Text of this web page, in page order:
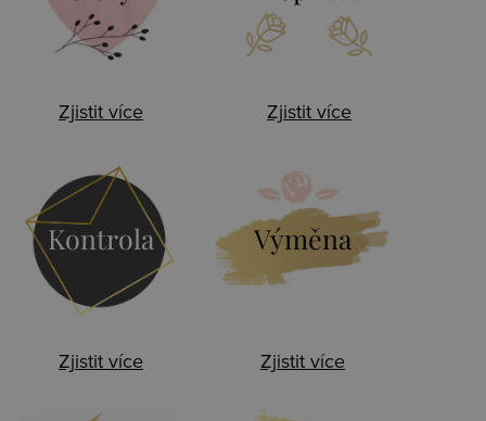
Zjistit více Zjistit více
Kontrola
Zjistit více
Výměna
Zjistit více